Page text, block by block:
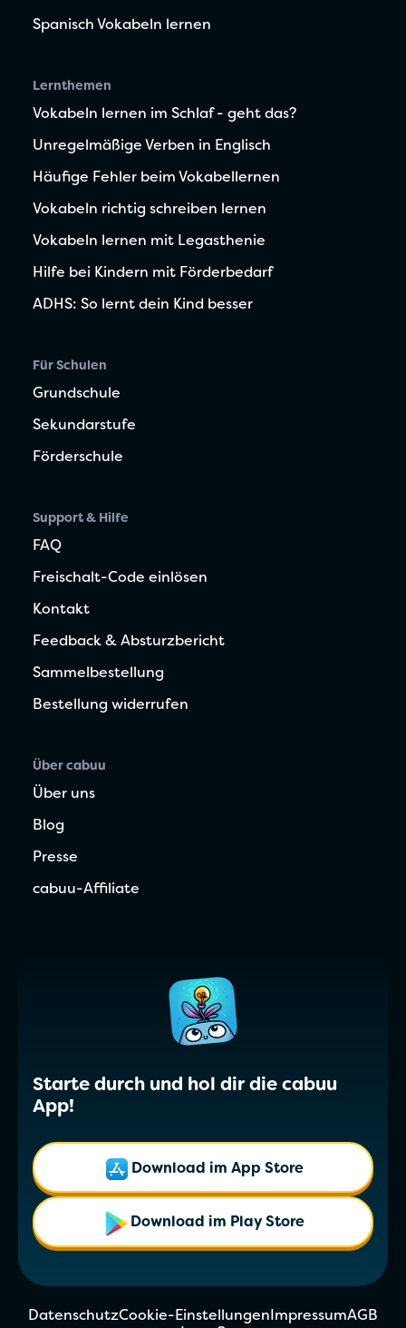
Spanisch Vokabeln lernen
Lernthemen
Vokabeln lernen im Schlaf - geht das?
Unregelmäßige Verben in Englisch
Häufige Fehler beim Vokabellernen
Vokabeln richtig schreiben lernen
Vokabeln lernen mit Legasthenie
Hilfe bei Kindern mit Förderbedarf
ADHS: So lernt dein Kind besser
Für Schulen
Grundschule
Sekundarstufe
Förderschule
Support & Hilfe
FAQ
Freischalt-Code einlösen
Kontakt
Feedback & Absturzbericht
Sammelbestellung
Bestellung widerrufen
Über cabuu
Über uns
Blog
Presse
cabuu-Affiliate
Starte durch und hol dir die cabuu
App!
Download im App Store
Download im Play Store
DatenschutzCookie-Einstellungen ImpressumAGB